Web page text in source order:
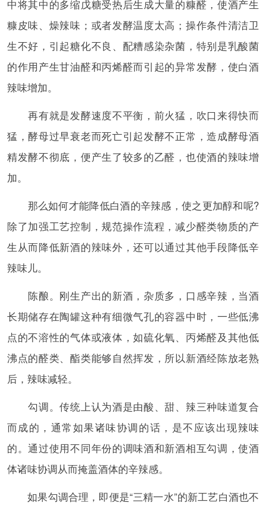
中将其中的多缩戊糖受热后生成大量的糠醛，使酒产生
糠皮味、燥辣味；或者发酵温度太高；操作条件清洁卫
生不好，引起糖化不良、配糟感染杂菌，特别是乳酸菌
的作用产生甘油醛和丙烯醛而引起的异常发酵，使白酒
辣味增加。
再有就是发酵速度不平衡，前火猛，吹口来得快而
猛，酵母过早衰老而死亡引起发酵不正常，造成酵母酒
精发酵不彻底，便产生了较多的乙醛，也使酒的辣味增
加。
那么如何才能降低白酒的辛辣感，使之更加醇和呢?
除了加强工艺控制，规范操作流程，减少醛类物质的产
生从而降低新酒的辣味外，还可以通过其他手段降低辛
辣味儿。
陈酿。刚生产出的新酒，杂质多，口感辛辣，当酒
长期储存在陶罐这种有细微气孔的容器中时，一些低沸
点的不溶性的气体或液体，如硫化氧、丙烯醛及其他低
沸点的醛类、酯类能够自然挥发，所以新酒经陈放老熟
后，辣味减轻。
勾调。传统上认为酒是由酸、甜、辣三种味道复合
而成的，通常如果诸味协调的话，是不应该出现辣味
的。通过使用不同年份的调味酒和新酒相互勾调，使酒
体诸味协调从而掩盖酒体的辛辣感。
如果勾调合理，即便是“三精一水”的新工艺白酒也不